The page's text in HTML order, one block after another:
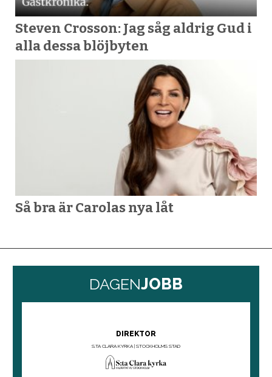
Steven Crosson: Jag såg aldrig Gud i
alla dessa blöjbyten
Så bra är Carolas nya låt